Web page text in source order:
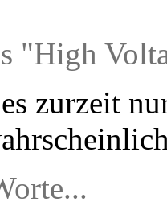
"High
zurzeit